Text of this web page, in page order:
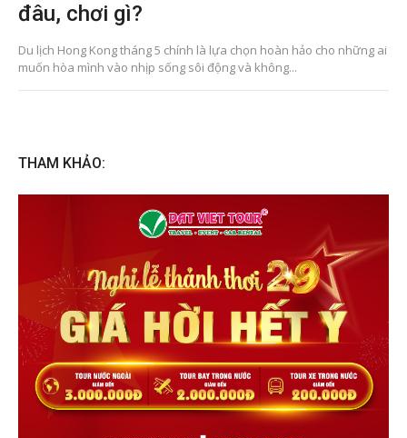
đâu, chơi gì?
Du lịch Hong Kong tháng 5 chính là lựa chọn hoàn hảo cho những ai
muốn hòa mình vào nhịp sống sôi động và không...
THAM KHẢO: